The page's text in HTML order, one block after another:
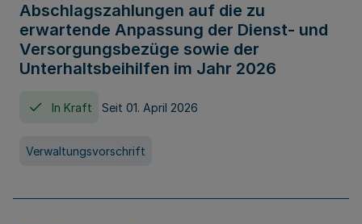
Abschlagszahlungen auf die zu
erwartende Anpassung der Dienst- und
Versorgungsbezüge sowie der
Unterhaltsbeihilfen im Jahr 2026
In Kraft Seit 01. April 2026
Verwaltungsvorschrift